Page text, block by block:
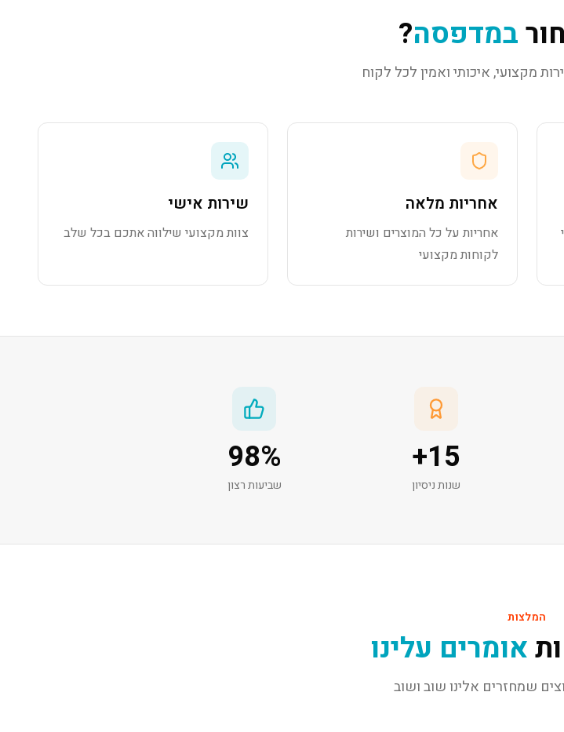
במדפסה?
מקצועי, איכותי ואמין לכל לקוח
אחריות מלאה
אחריות על כל המוצרים ושירות
לקוחות מקצועי
שירות אישי
צוות מקצועי שילווה אתכם בכל שלב
15
+
שנות ניסיון
98%
שביעות רצון
המלצות
אומרים עלינו
שמחזרים אלינו שוב ושוב